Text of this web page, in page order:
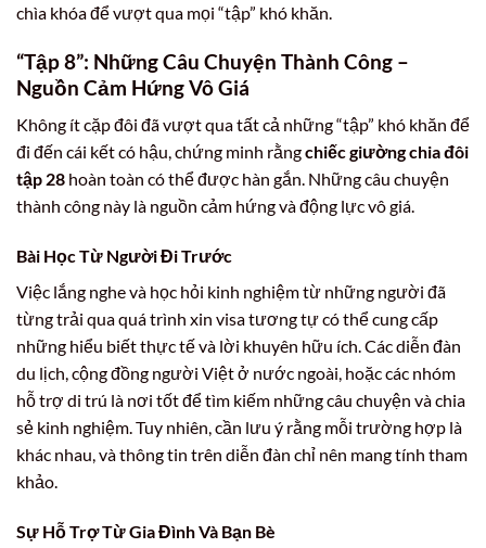
chìa khóa để vượt qua mọi “tập” khó khăn.
“Tập 8”: Những Câu Chuyện Thành Công –
Nguồn Cảm Hứng Vô Giá
Không ít cặp đôi đã vượt qua tất cả những “tập” khó khăn để
đi đến cái kết có hậu, chứng minh rằngchiếc giường chia đôi
tập 28 hoàn toàn có thể được hàn gắn. Những câu chuyện
thành công này là nguồn cảm hứng và động lực vô giá.
Bài Học Từ Người Đi Trước
Việc lắng nghe và học hỏi kinh nghiệm từ những người đã
từng trải qua quá trình xin visa tương tự có thể cung cấp
những hiểu biết thực tế và lời khuyên hữu ích. Các diễn đàn
du lịch, cộng đồng người Việt ở nước ngoài, hoặc các nhóm
hỗ trợ di trú là nơi tốt để tìm kiếm những câu chuyện và chia
sẻ kinh nghiệm. Tuy nhiên, cần lưu ý rằng mỗi trường hợp là
khác nhau, và thông tin trên diễn đàn chỉ nên mang tính tham
khảo.
Sự Hỗ Trợ Từ Gia Đình Và Bạn Bè